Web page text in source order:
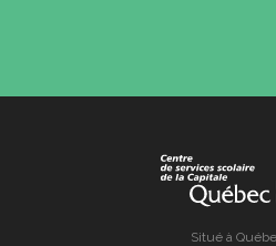
Centre
de
services
Situé à